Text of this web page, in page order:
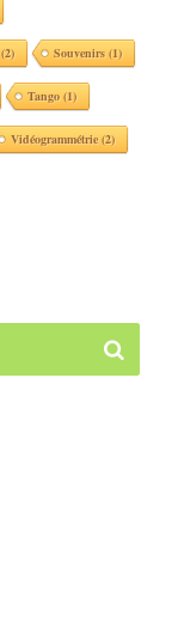
(2) Souvenirs(1)
Tango(1)
Vidéogrammétrie(2)